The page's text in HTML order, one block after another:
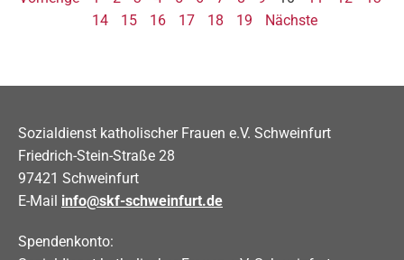
14
15 16 17 18 19 Nächste
Sozialdienst katholischer Frauen e.V. Schweinfurt
Friedrich-Stein-Straße 28
97421 Schweinfurt
E-Mail info@skf-schweinfurt.de
Spendenkonto: